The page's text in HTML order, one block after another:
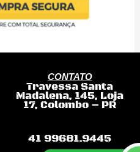
CONTATO
Travessa Santa
Madalena, 145, Loja
17, Colombo – PR
41 99681.9445